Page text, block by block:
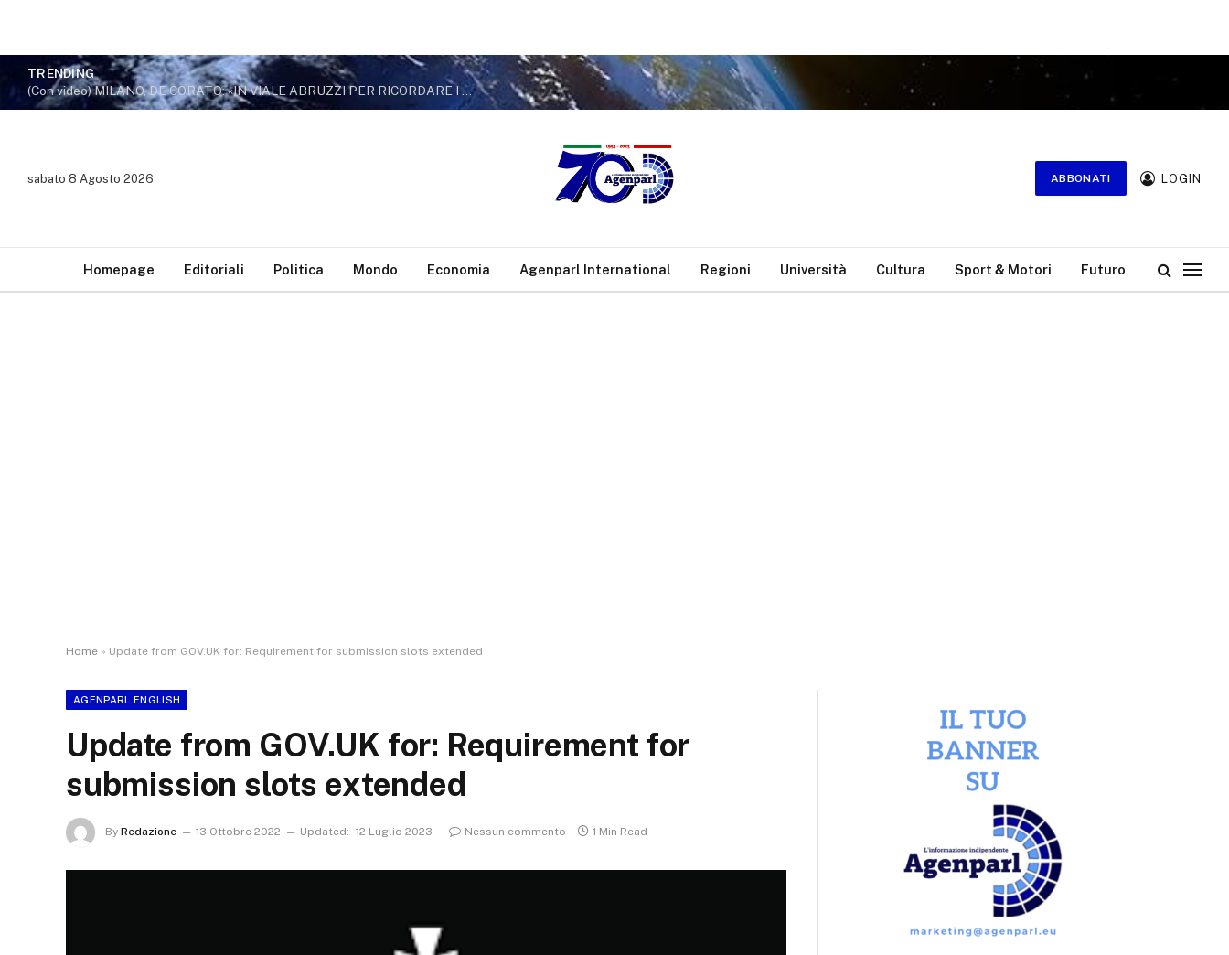
TRENDING
(Con video) MILANO, DE CORATO: «IN VIALE ABRUZZI PER RICORDARE I DIECI CIVILI INNOCENTI UCCISI L’8 AGOSTO 1944. IL COMUNE ROMPA UN SILENZIO DURATO TROPPO A LUNGO E DEDICHI LORO UNA TARGA»
sabato 8 Agosto 2026 ABBONATI LOGIN
Homepage Editoriali Politica Mondo Economia Agenparl International Regioni Università Cultura Sport & Motori Futuro
Home » Update from GOV.UK for: Requirement for submission slots extended
AGENPARL ENGLISH
Update from GOV.UK for: Requirement for
submission slots extended
By Redazione 13 Ottobre 2022 Updated: 12 Luglio 2023 Nessun commento 1 Min Read